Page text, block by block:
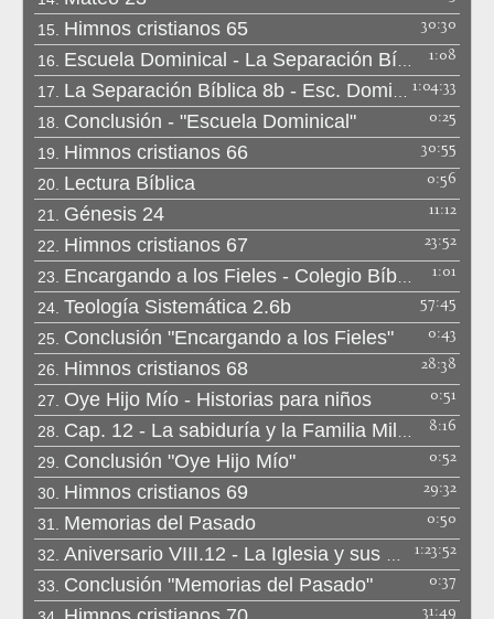
15. Himnos cristianos 65 30:30
16. Escuela Dominical - La Separación Bíblica 1:08
17. La Separación Bíblica 8b - Esc. Dominical 1:04:33
18. Conclusión - "Escuela Dominical" 0:25
19. Himnos cristianos 66 30:55
20. Lectura Bíblica 0:56
21. Génesis 24 11:12
22. Himnos cristianos 67 23:52
23. Encargando a los Fieles - Colegio Bíblico Monte Moriah 1:01
24. Teología Sistemática 2.6b 57:45
25. Conclusión "Encargando a los Fieles" 0:43
26. Himnos cristianos 68 28:38
27. Oye Hijo Mío - Historias para niños 0:51
28. Cap. 12 - La sabiduría y la Familia Miller 8:16
29. Conclusión "Oye Hijo Mío" 0:52
30. Himnos cristianos 69 29:32
31. Memorias del Pasado 0:50
32. Aniversario VIII.12 - La Iglesia y sus miembros 1:23:52
33. Conclusión "Memorias del Pasado" 0:37
31:49